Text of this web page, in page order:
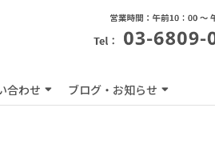
合わせ ブログ・お知らせ